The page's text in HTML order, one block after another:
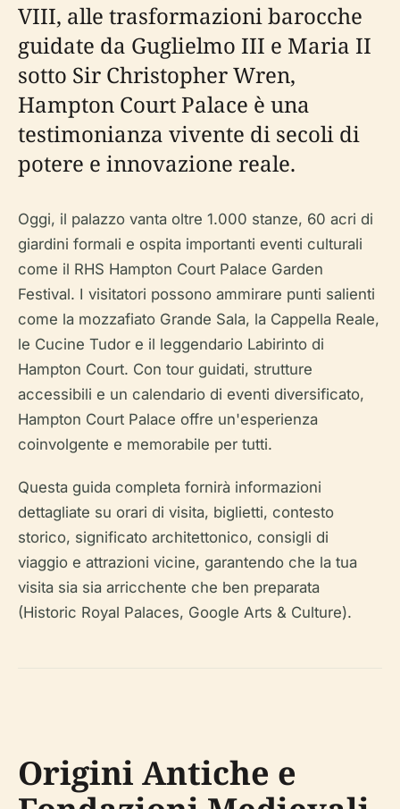
VIII, alle trasformazioni barocche
guidate da Guglielmo III e Maria II
sotto Sir Christopher Wren,
Hampton Court Palace è una
testimonianza vivente di secoli di
potere e innovazione reale.
Oggi, il palazzo vanta oltre 1.000 stanze, 60 acri di
giardini formali e ospita importanti eventi culturali
come il RHS Hampton Court Palace Garden
Festival. I visitatori possono ammirare punti salienti
come la mozzafiato Grande Sala, la Cappella Reale,
le Cucine Tudor e il leggendario Labirinto di
Hampton Court. Con tour guidati, strutture
accessibili e un calendario di eventi diversificato,
Hampton Court Palace offre un'esperienza
coinvolgente e memorabile per tutti.
Questa guida completa fornirà informazioni
dettagliate su orari di visita, biglietti, contesto
storico, significato architettonico, consigli di
viaggio e attrazioni vicine, garantendo che la tua
visita sia sia arricchente che ben preparata
(Historic Royal Palaces, Google Arts & Culture).
Origini Antiche e